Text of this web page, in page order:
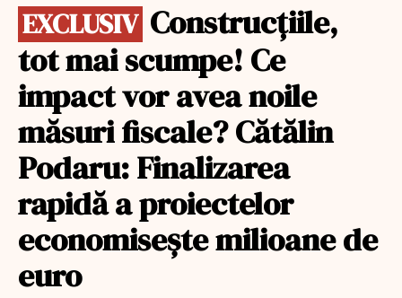
EXCLUSIV Construcțiile,
tot mai scumpe! Ce
impact vor avea noile
măsuri fiscale? Cătălin
Podaru: Finalizarea
rapidă a proiectelor
economisește milioane de
euro